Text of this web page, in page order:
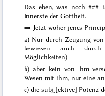
Das eben, was noch###
Innerste der Gottheit.
⇒ Jetzt woher jenes
a) Nur durch Zeugung
bewiesen auch
Möglichkeiten)
b) aber kein von ihm
Wesen mit ihm, nur eine
c) die subj˖[ektive] Potenz